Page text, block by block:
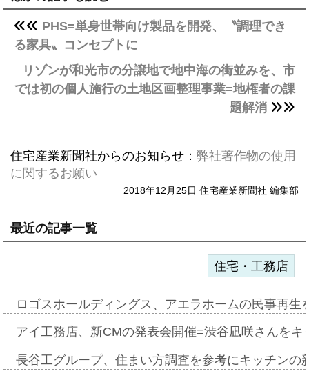
PHS=単身世帯向け製品を開発、〝調理でき
る家具〟コンセプトに
リゾンが和光市の分譲地で地中海の街並みを、市
では初の個人施行の土地区画整理事業=地権者の課
題解消
住宅産業新聞社からのお知らせ： 弊社著作物の使用
に関するお願い
2018年12月25日 住宅産業新聞社 編集部
最近の記事一覧
住宅・工務店
ロゴスホールディングス、アエラホームの民事再
アイ工務店、新CMの発表会開催=渋谷凪咲さんを
長谷工グループ、住まい方調査を参考にキッチン